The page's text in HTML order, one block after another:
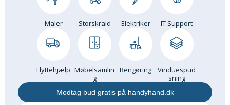
Maler Storskrald Elektriker IT Support
Flyttehjælp Møbelsamlin
g
Rengøring
Vinduespud
sning
Modtag bud gratis på handyhand.dk